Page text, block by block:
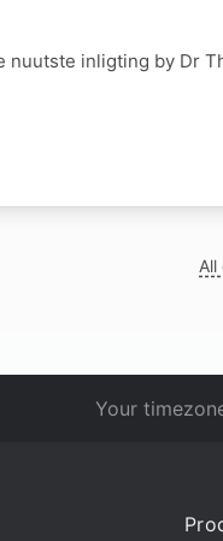
nuutste inligting by Dr
All
Your